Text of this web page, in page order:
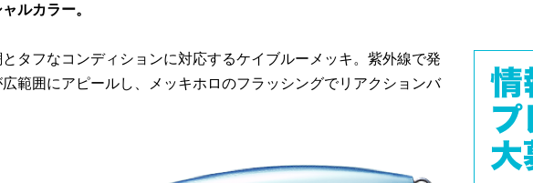
ルカラー。
タフなコンディションに対応するケイブルーメッキ。紫外線で発
範囲にアピールし、メッキホロのフラッシングでリアクションバ